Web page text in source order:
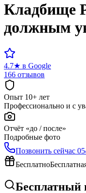
Кладбище
должным
4.7★ в Google
166 отзывов
Опыт 10+ лет
Профессионально и с
Отчёт «до / после»
Подробные фото
Позвонить сейчас
Бесплатно
Бесплатный